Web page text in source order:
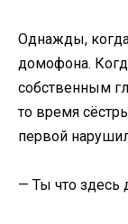
Однажды,
домофона.
собственным
то время
первой
— Ты что здесь